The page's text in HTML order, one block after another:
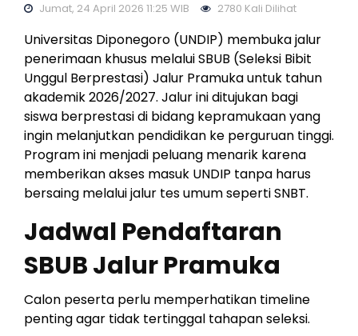
Jumat, 24 April 2026 11:25 WIB 2780 Kali Dilihat
Universitas Diponegoro (UNDIP) membuka jalur
penerimaan khusus melalui SBUB (Seleksi Bibit
Unggul Berprestasi) Jalur Pramuka untuk tahun
akademik 2026/2027. Jalur ini ditujukan bagi
siswa berprestasi di bidang kepramukaan yang
ingin melanjutkan pendidikan ke perguruan tinggi.
Program ini menjadi peluang menarik karena
memberikan akses masuk UNDIP tanpa harus
bersaing melalui jalur tes umum seperti SNBT.
Jadwal Pendaftaran
SBUB Jalur Pramuka
Calon peserta perlu memperhatikan timeline
penting agar tidak tertinggal tahapan seleksi.